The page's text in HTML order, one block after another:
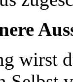
wirst